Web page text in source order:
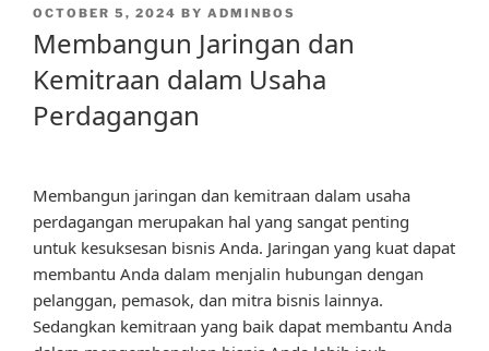
POSTED
OCTOBER 5, 2024 BY ADMINBOS
Membangun Jaringan dan
Kemitraan dalam Usaha
Perdagangan
Membangun jaringan dan kemitraan dalam usaha
perdagangan merupakan hal yang sangat penting
untuk kesuksesan bisnis Anda. Jaringan yang kuat dapat
membantu Anda dalam menjalin hubungan dengan
pelanggan, pemasok, dan mitra bisnis lainnya.
Sedangkan kemitraan yang baik dapat membantu Anda